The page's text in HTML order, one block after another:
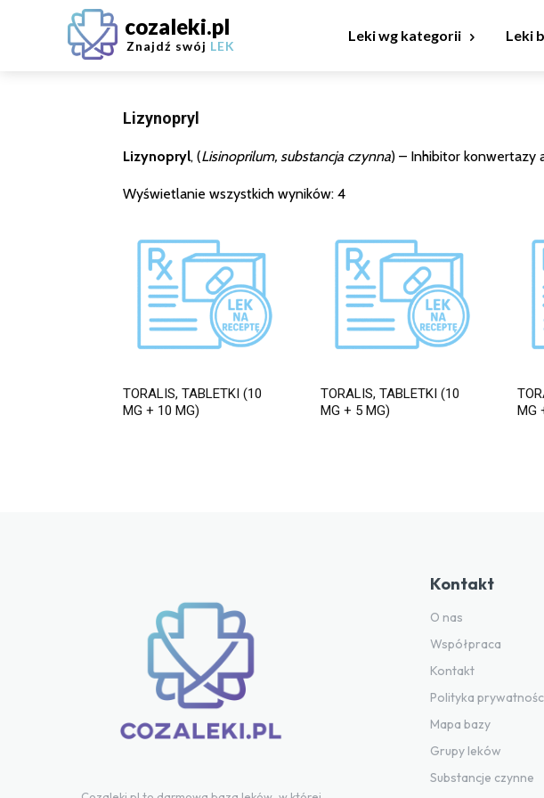
cozaleki.pl
Znajdź swój LEK
Leki wg kategorii Leki
Lizynopryl
Lizynopryl, (Lisinoprilum, substancja czynna) – Inhibitor konwertazy
Wyświetlanie wszystkich wyników: 4
TORALIS, TABLETKI (10
MG + 10 MG)
TORALIS, TABLETKI (10
MG + 5 MG)
MG
Kontakt
O nas
Współpraca
Kontakt
Polityka
Mapa bazy
Grupy leków
Substancje czynne